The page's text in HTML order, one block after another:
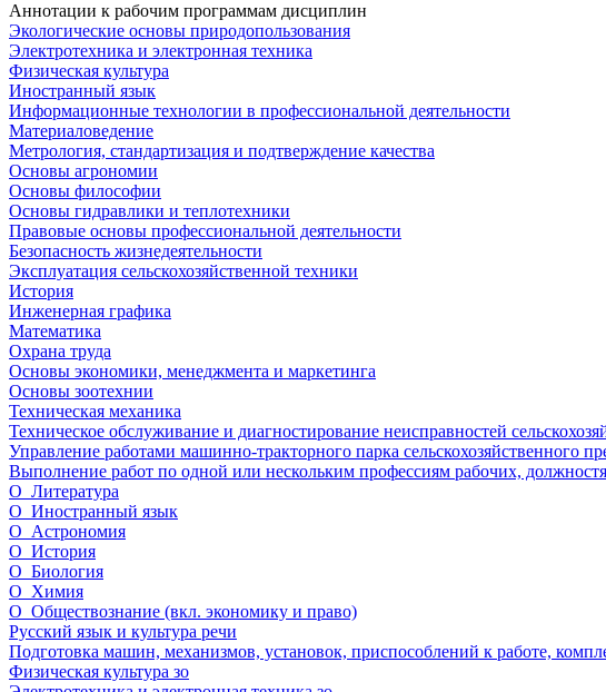
Аннотации к рабочим программам дисциплин
Экологические основы природопользования
Электротехника и электронная техника
Физическая культура
Иностранный язык
Информационные технологии в профессиональной деятельности
Материаловедение
Метрология, стандартизация и подтверждение качества
Основы агрономии
Основы философии
Основы гидравлики и теплотехники
Правовые основы профессиональной деятельности
Безопасность жизнедеятельности
Эксплуатация сельскохозяйственной техники
История
Инженерная графика
Математика
Охрана труда
Основы экономики, менеджмента и маркетинга
Основы зоотехнии
Техническая механика
Техническое обслуживание и диагностирование неисправностей
Управление работами машинно-тракторного парка сельскохозяйственного
Выполнение работ по одной или нескольким профессиям рабочих,
О_Литература
О_Иностранный язык
О_Астрономия
О_История
О_Биология
О_Химия
О_Обществознание (вкл. экономику и право)
Русский язык и культура речи
Подготовка машин, механизмов, установок, приспособлений к работе,
Физическая культура зо